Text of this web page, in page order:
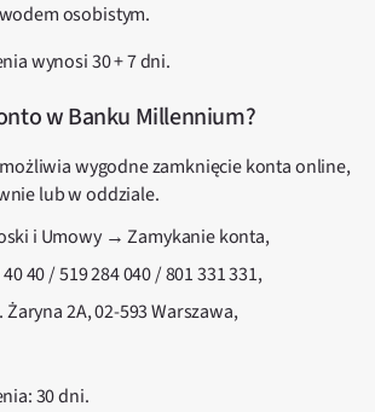
osobistym.
wynosi 30 + 7 dni.
w Banku Millennium?
wygodne zamknięcie konta online,
lub w oddziale.
i Umowy → Zamykanie konta,
40 / 519 284 040 / 801 331 331,
2A, 02-593 Warszawa,
30 dni.